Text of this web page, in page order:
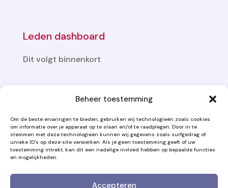
Beheer toestemming
Om de beste ervaringen te bieden, gebruiken wij technologieën zoals cookies
om informatie over je apparaat op te slaan en/of te raadplegen. Door in te
stemmen met deze technologieën kunnen wij gegevens zoals surfgedrag of
unieke ID's op deze site verwerken. Als je geen toestemming geeft of uw
toestemming intrekt, kan dit een nadelige invloed hebben op bepaalde functies
en mogelijkheden.
Accepteren
Leden dashboard
Dit volgt binnenkort
Onze partners